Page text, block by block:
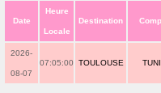
Date
Heure
Locale
Destination
2026-
08-07
07:05:00 TOULOUSE